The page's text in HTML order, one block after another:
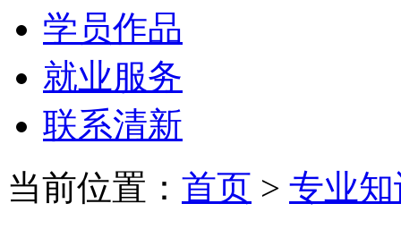
学员作品
就业服务
联系清新
当前位置： 首页 > 专业